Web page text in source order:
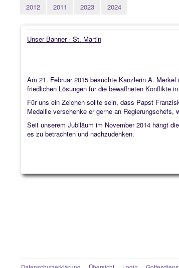
2012
2011 2023 2024
Unser Banner - St. Martin
Am 21. Februar 2015 besuchte Kanzlerin A.
friedlichen Lösungen für die bewaffneten Konflikte
Für uns ein Zeichen sollte sein, dass Papst
Medaille verschenke er gerne an
Seit unserem Jubiläum im November 2014 hängt
es zu betrachten und nachzudenken.